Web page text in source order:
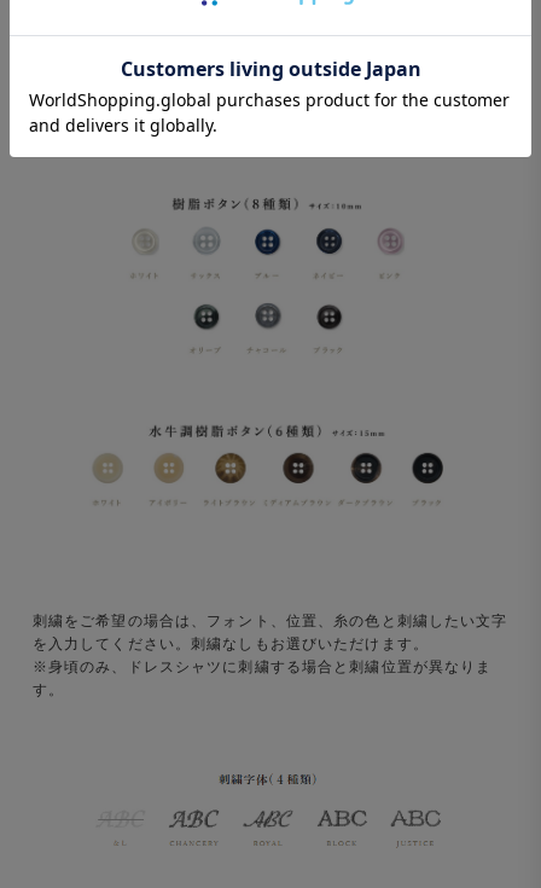
刺繍をご希望の場合は、フォント、位置、糸の色と刺繍したい文字
を入力してください。刺繍なしもお選びいただけます。
※身頃のみ、ドレスシャツに刺繍する場合と刺繍位置が異なりま
す。